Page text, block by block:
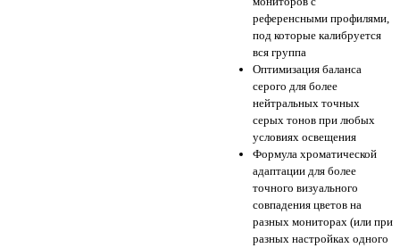
референсными профилями,
под которые калибруется
вся группа
Оптимизация баланса
серого для более
нейтральных точных
серых тонов при любых
условиях освещения
Формула хроматической
адаптации для более
точного визуального
совпадения цветов на
разных мониторах (или при
разных настройках одного